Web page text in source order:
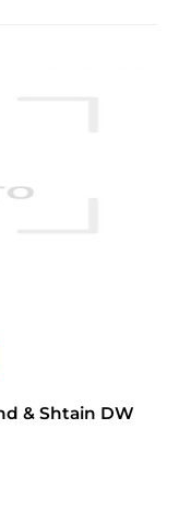
& Shtain DW